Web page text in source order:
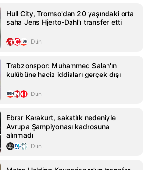
Hull City, Tromso'dan 20 yaşındaki orta
saha Jens Hjerto-Dahl'ı transfer etti
Dün
Trabzonspor: Muhammed Salah'ın
kulübüne haciz iddiaları gerçek dışı
Dün
Ebrar Karakurt, sakatlık nedeniyle
Avrupa Şampiyonası kadrosuna
alınmadı
Dün